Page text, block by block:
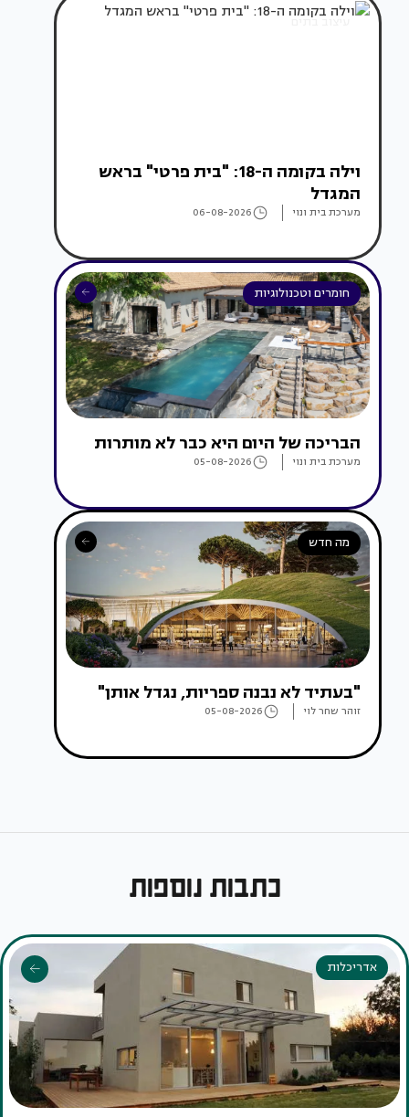
עיצוב בתים
וילה בקומה ה-18: "בית פרטי" בראש
המגדל
מערכת בית ונוי 06-08-2026
חומרים וטכנולוגיות
הבריכה של היום היא כבר לא מותרות
מערכת בית ונוי 05-08-2026
מה חדש
"בעתיד לא נבנה ספריות, נגדל אותן"
זוהר שחר לוי 05-08-2026
כתבות נוספות
אדריכלות